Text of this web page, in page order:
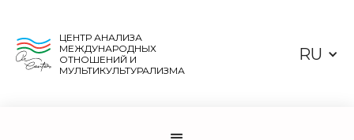
ЦЕНТР АНАЛИЗА
МЕЖДУНАРОДНЫХ
ОТНОШЕНИЙ И
МУЛЬТИКУЛЬТУРАЛИЗМА
RU